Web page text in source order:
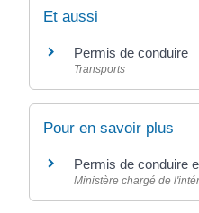
Et aussi
Permis de conduire
Transports
Pour en savoir plus
Permis de conduire
Ministère chargé de